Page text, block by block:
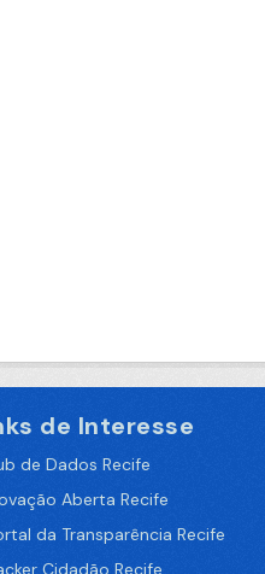
de Interesse
de Dados Recife
Aberta Recife
da Transparência Recife
Cidadão Recife